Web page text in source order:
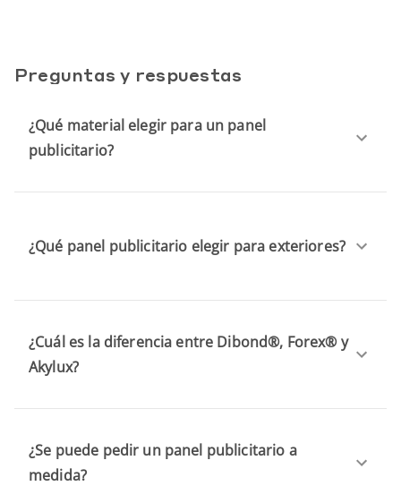
Preguntas y respuestas
¿Qué material elegir para un panel
publicitario?
¿Qué panel publicitario elegir para exteriores?
¿Cuál es la diferencia entre Dibond®, Forex® y
Akylux?
¿Se puede pedir un panel publicitario a
medida?